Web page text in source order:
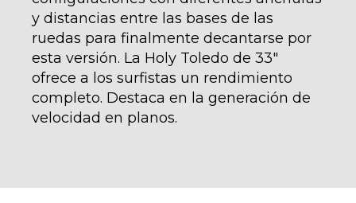
y distancias entre las bases de las
ruedas para finalmente decantarse por
esta versión. La Holy Toledo de 33"
ofrece a los surfistas un rendimiento
completo. Destaca en la generación de
velocidad en planos.